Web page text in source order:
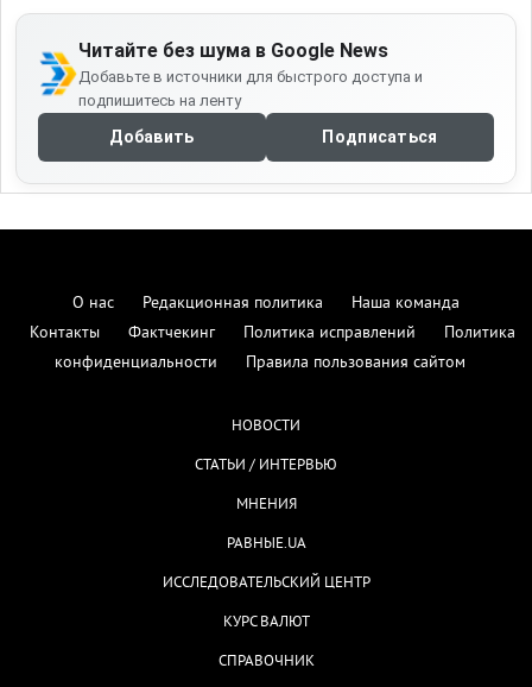
Читайте без шума в Google News
Добавьте в источники для быстрого доступа и
подпишитесь на ленту
Добавить Подписаться
О нас Редакционная политика
Наша команда
Контакты
Фактчекинг Политика исправлений
Политика
конфиденциальности
Правила пользования сайтом
НОВОСТИ
СТАТЬИ / ИНТЕРВЬЮ
МНЕНИЯ
РАВНЫЕ.UA
ИССЛЕДОВАТЕЛЬСКИЙ ЦЕНТР
КУРС ВАЛЮТ
СПРАВОЧНИК